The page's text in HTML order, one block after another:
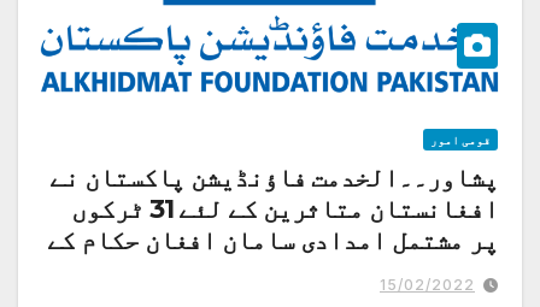
قومی امور
پشاور۔۔الخدمت فاؤنڈیشن پاکستان نے
افغانستان متاثرین کے لئے 31 ٹرکوں
پر مشتمل امدادی سامان افغان حکام کے
حوالے کر دیا
افغانستان میں حالیہ سردی اور برف باری سے افغان باشندے شدید متاثر ہوئے
15/02/2022